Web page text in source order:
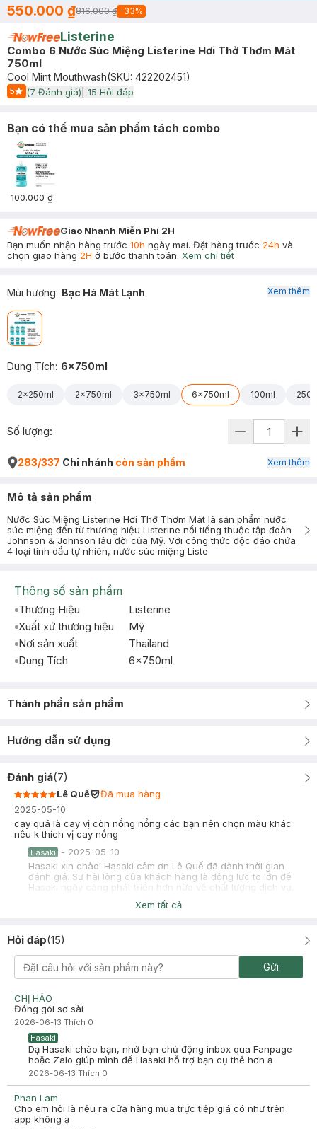
550.000 ₫816.000 ₫ -33%
Listerine
Combo 6 Nước Súc Miệng Listerine Hơi Thở Thơm Mát
750ml
Cool Mint Mouthwash(SKU: 422202451)
5
Start Icon
(7 Đánh giá) 15 Hỏi đáp
Bạn có thể mua sản phẩm tách combo
100.000 ₫
Giao Nhanh Miễn Phí 2H
Bạn muốn nhận hàng trước 10h ngày mai. Đặt hàng trước 24h và
chọn giao hàng 2H ở bước thanh toán. Xem chi tiết
Mùi hương: Bạc Hà Mát Lạnh
Dung Tích: 6x750ml
2x250ml 2x750ml 3x750ml 6x750ml 100ml
Xem thêm
Số lượng:
283/337 Chi nhánh còn sản phẩm Xem thêm
Mô tả sản phẩm
Nước Súc Miệng Listerine Hơi Thở Thơm Mát là sản phẩm nước
súc miệng đến từ thương hiệu Listerine nổi tiếng thuộc tập đoàn
Johnson & Johnson lâu đời của Mỹ. Với công thức độc đáo chứa
4 loại tinh dầu tự nhiên, nước súc miệng Liste
Thông số sản phẩm
Thương Hiệu
Listerine
Xuất xứ thương hiệu
Mỹ
Nơi sản xuất
Thailand
Dung Tích
6x750ml
Thành phần sản phẩm
Hướng dẫn sử dụng
Đánh giá(7)
Lê Quế
Đã mua hàng
2025-05-10
cay quá là cay vị còn nồng nồng các bạn nên chọn màu khác
nêu k thích vị cay nồng
Hasaki - 2025-05-10
Hasaki xin chào! Hasaki cảm ơn Lê Quế đã dành thời gian
đánh giá. Sự hài lòng của khách hàng là động lực to lớn để
Hasaki ngày càng phát triển hơn nữa về chất lượng dịch vụ.
Cảm ơn bạn đã tin tưởng và mua sắm tại Hasaki!
2023-12-29
Xem tất cả
Hỏi đáp(15)
Gửi
CHỊ HẢO
Đóng gói sơ sài
2026-06-13 Thích 0
Hasaki
Dạ Hasaki chào bạn, nhờ bạn chủ động inbox qua Fanpage
hoặc Zalo giúp mình để Hasaki hỗ trợ bạn cụ thể hơn ạ
2026-06-13 Thích 0
Phan Lam
Cho em hỏi là nếu ra cửa hàng mua trực tiếp giá có như trên
app không ạ